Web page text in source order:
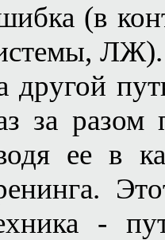
(в
ЛЖ).
другой
за разом
ее в
-